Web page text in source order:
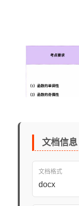
文档信息
文档格式
docx